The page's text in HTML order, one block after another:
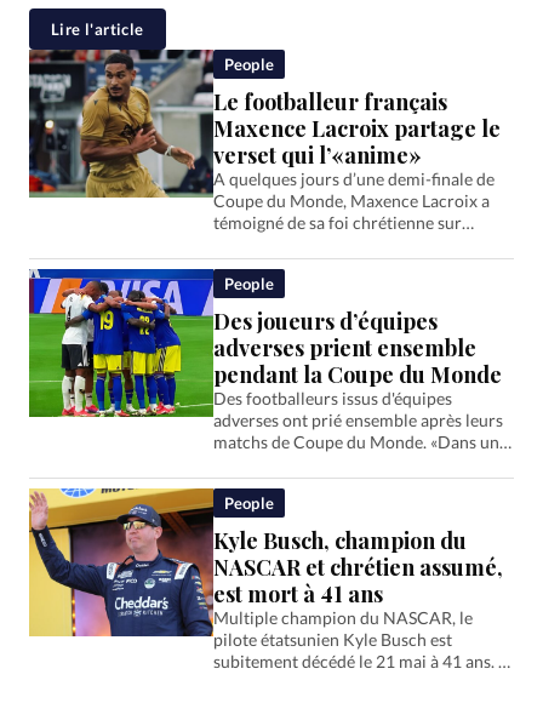
participe finalement pas. L’artiste a publié, le 26
juillet sur X, une chanson reprenant les mots, en
anglais, qu'une jeune Israélienne survivante du
massacre du 7 octobre 2023 s'est fait tatouer sur
le…
Lire l'article
People
Le footballeur français
Maxence Lacroix partage le
verset qui l’«anime»
A quelques jours d’une demi-finale de
Coupe du Monde, Maxence Lacroix a
témoigné de sa foi chrétienne sur
passage de l’Evangile oriente son
quotidien.
People
Des joueurs d’équipes
adverses prient ensemble
pendant la Coupe du Monde
Des footballeurs issus d'équipes
adverses ont prié ensemble après leurs
matchs de Coupe du Monde. «Dans un
accomplit quelque chose d’incroyable»,
se réjouit l’organisation Ballers in God.
People
Kyle Busch, champion du
NASCAR et chrétien assumé,
est mort à 41 ans
Multiple champion du NASCAR, le
pilote étatsunien Kyle Busch est
subitement décédé le 21 mai à 41 ans. Il